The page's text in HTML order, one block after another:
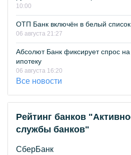
10:00
ОТП Банк включён в белый
06 августа 21:27
Абсолют Банк фиксирует спрос
ипотеку
06 августа 16:20
Все новости
Рейтинг банков
службы банков"
СберБанк